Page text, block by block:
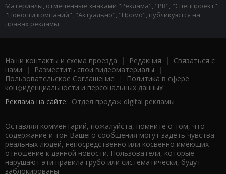
Материалы, отмеченные знаками "Реклама", "PR", "Спецпроект",
"Новости компаний", "Актуально", "Промо", публикуются на
правах рекламы.
Наши контакты и схема проезда | Редакция | Связаться с
нами | Разместить свои видеоматериалы |
Пользовательское Соглашение |
Политика в сфере
конфиденциальности и персональных данных
Реклама на сайте: Отдел продаж digital рекламы
Оставляя комментарий, пожалуйста, помните о том, что
содержание и тон Вашего сообщения могут задеть чувства
реальных людей, непосредственно или косвенно имеющих
отношение к данной новости. Пользователи, которые
нарушают эти правила грубо или систематически, будут
заблокированы.